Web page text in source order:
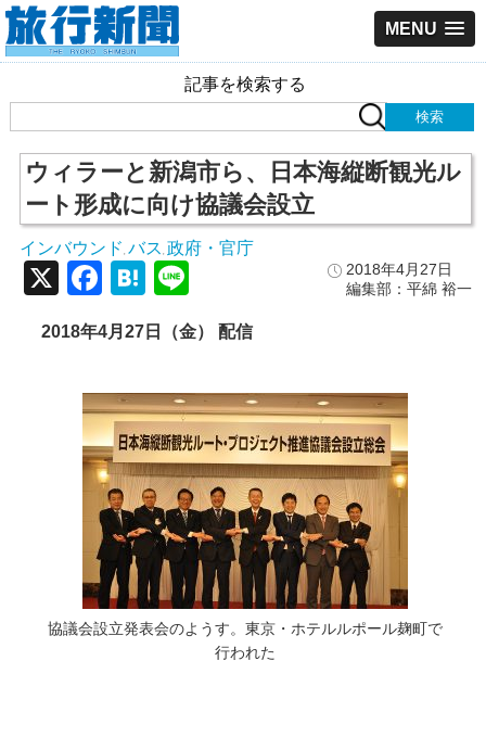
MENU
記事を検索する
ウィラーと新潟市ら、日本海縦断観光ル
ート形成に向け協議会設立
インバウンド バス 政府・官庁
2018年4月27日
編集部：平綿 裕一
X Facebook
Hatena
2018年4月27日（金） 配信
協議会設立発表会のようす。東京・ホテルルポール麹町で
行われた